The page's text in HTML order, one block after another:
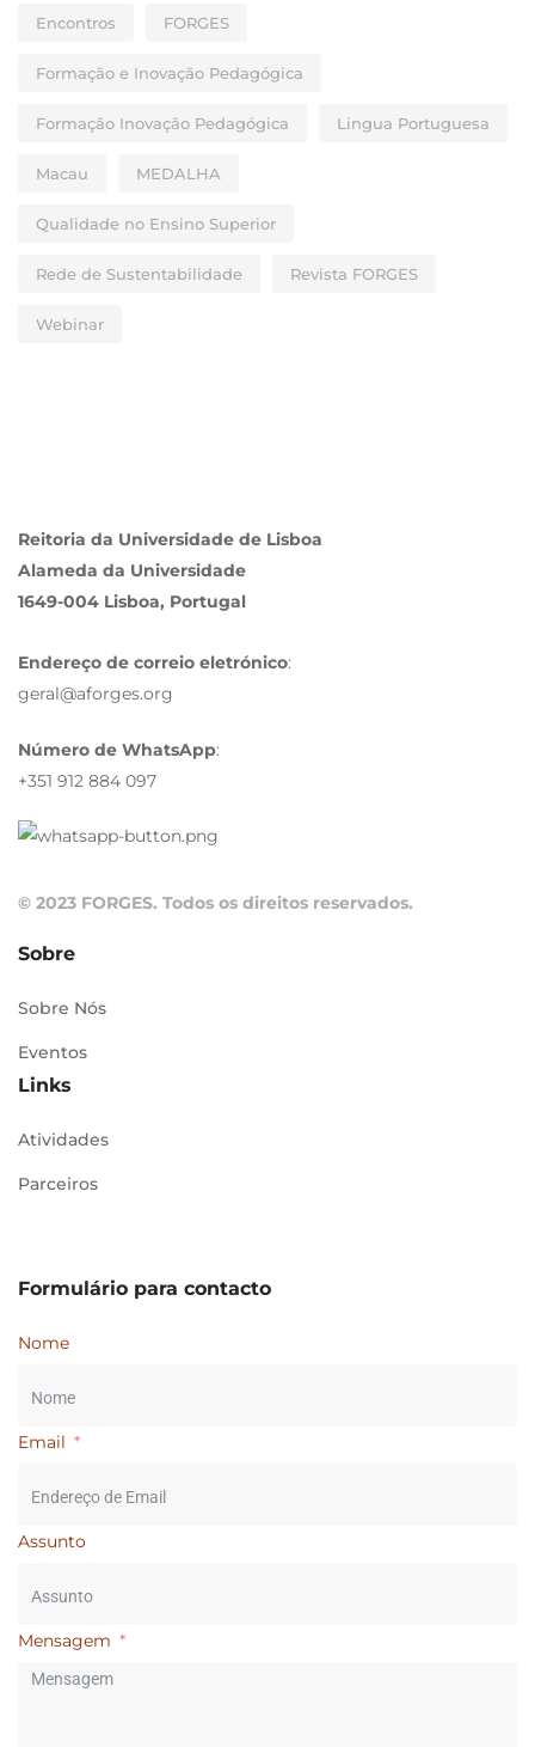
Encontros FORGES
Formação e Inovação Pedagógica
Formação Inovação Pedagógica Lingua Portuguesa
Macau MEDALHA
Qualidade no Ensino Superior
Rede de Sustentabilidade Revista FORGES
Webinar
Reitoria da Universidade de Lisboa
Alameda da Universidade
1649-004 Lisboa, Portugal
Endereço de correio eletrónico:
geral@aforges.org
Número de WhatsApp:
+351 912 884 097
© 2023 FORGES. Todos os direitos reservados.
Sobre
Sobre Nós
Eventos
Links
Atividades
Parceiros
Formulário para contacto
Nome
Email
Assunto
Mensagem